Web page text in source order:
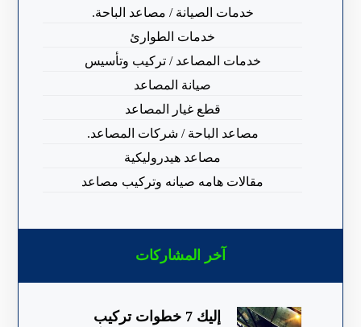
خدمات الصيانة / مصاعد الباحة.
خدمات الطوارئ
خدمات المصاعد / تركيب وتأسيس
صيانة المصاعد
قطع غيار المصاعد
مصاعد الباحة / شركات المصاعد.
مصاعد هيدروليكية
مقالات هامه صيانه وتركيب مصاعد
آخر المشاركات
إليك 7 خطوات تركيب